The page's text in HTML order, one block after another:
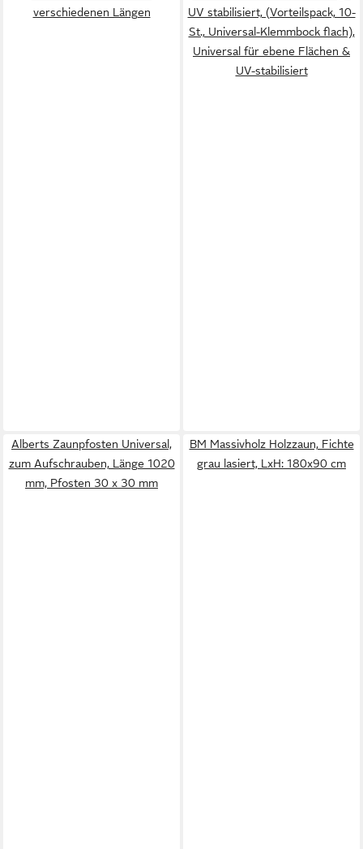
verschiedenen Längen
UV stabilisiert, (Vorteilspack, 10-
St., Universal-Klemmbock flach),
Universal für ebene Flächen &
UV-stabilisiert
Alberts Zaunpfosten Universal,
zum Aufschrauben, Länge 1020
mm, Pfosten 30 x 30 mm
BM Massivholz Holzzaun, Fichte
grau lasiert, LxH: 180x90 cm